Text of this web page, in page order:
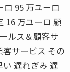
ロ 95 万ユーロ
16 万ユーロ 顧
ルス＆顧客サ
客サービス その
遅れぎみ 遅